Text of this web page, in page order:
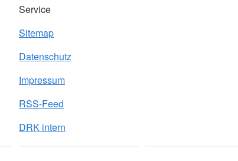
Service
Sitemap
Datenschutz
Impressum
RSS-Feed
DRK intern